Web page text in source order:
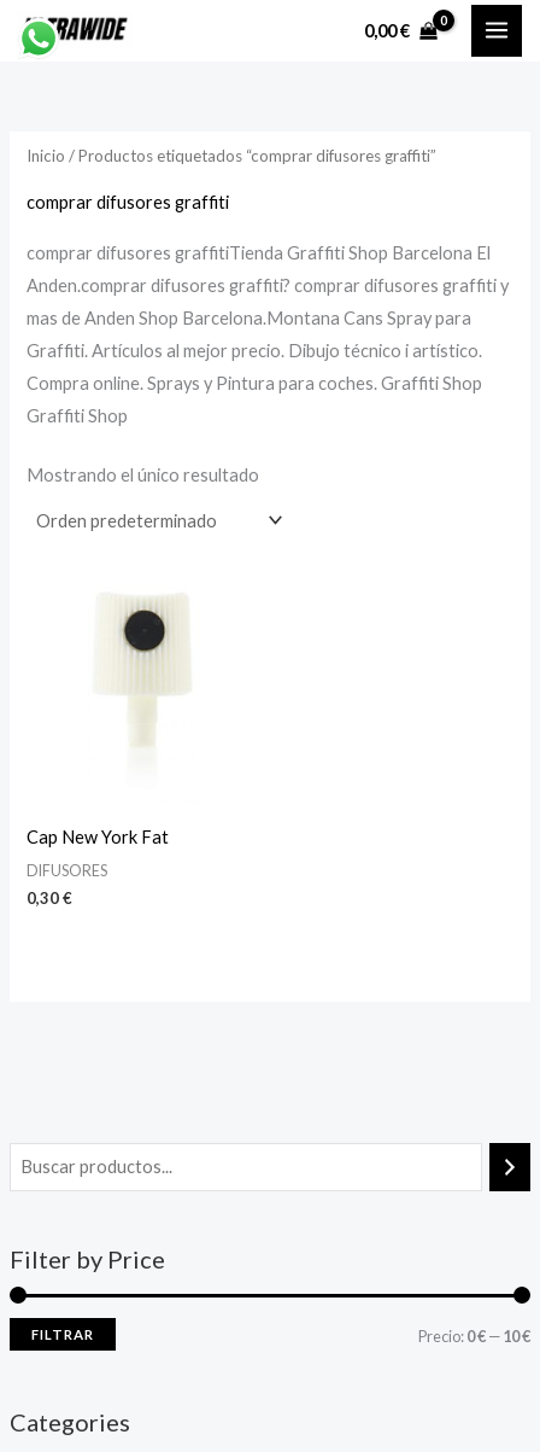
0,00€
Filter by Price
FILTRAR Precio:0 €—10 €
Categories
Inicio / Productos etiquetados “comprar difusores graffiti”
comprar difusores graffiti
comprar difusores graffitiTienda Graffiti Shop Barcelona El
Anden.comprar difusores graffiti? comprar difusores graffiti y
mas de Anden Shop Barcelona.Montana Cans Spray para
Graffiti. Artículos al mejor precio. Dibujo técnico i artístico.
Compra online. Sprays y Pintura para coches. Graffiti Shop
Graffiti Shop
Mostrando el único resultado
Cap New York Fat
DIFUSORES
0,30€